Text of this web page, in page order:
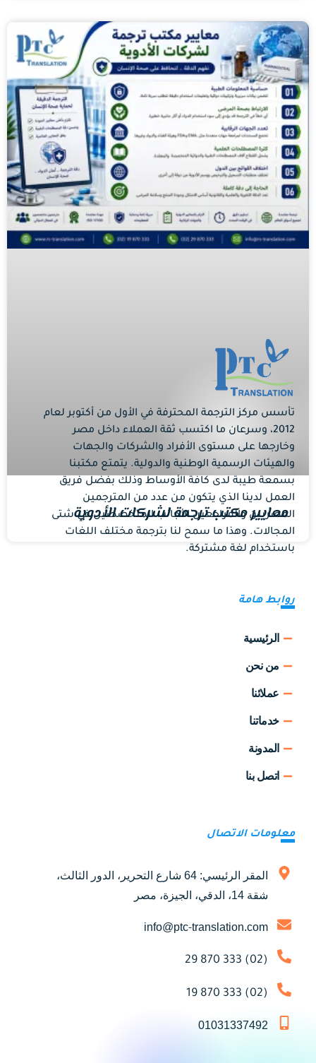
معايير مكتب ترجمة لشركات الأدوية
تأسس مركز الترجمة المحترفة في الأول من أكتوبر لعام
2012، وسرعان ما اكتسب ثقة العملاء داخل مصر
وخارجها على مستوى الأفراد والشركات والجهات
والهيئات الرسمية الوطنية والدولية. يتمتع مكتبنا
بسمعة طيبة لدى كافة الأوساط وذلك بفضل فريق
العمل لدينا الذي يتكون من عدد من المترجمين
المصريين والمراجعين الأجانب المتخصصين في شتى
المجالات. وهذا ما سمح لنا بترجمة مختلف اللغات
باستخدام لغة مشتركة.
روابط هامة
الرئيسية
من نحن
عملائنا
خدماتنا
المدونة
اتصل بنا
معلومات الاتصال
المقر الرئيسي: 64 شارع التحرير، الدور الثالث،
شقة 14، الدقي، الجيزة، مصر
info@ptc-translation.com
(02) 333 870 29
(02) 333 870 19
01031337492